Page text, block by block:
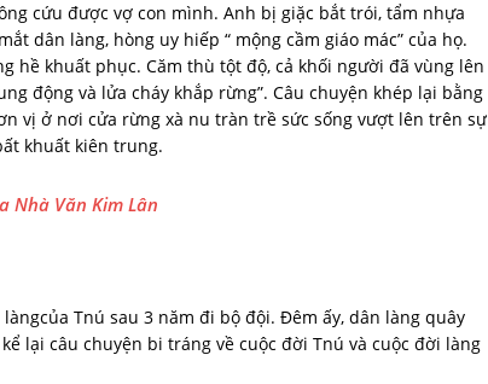
cứu được vợ con mình. Anh bị giặc bắt trói, tẩm nhựa
dân làng, hòng uy hiếp “ mộng cầm giáo mác” của họ.
hề khuất phục. Căm thù tột độ, cả khối người đã vùng lên
động và lửa cháy khắp rừng”. Câu chuyện khép lại bằng
vị ở nơi cửa rừng xà nu tràn trề sức sống vượt lên trên sự
khuất kiên trung.
Nhà Văn Kim Lân
Tnú sau 3 năm đi bộ đội. Đêm ấy, dân làng quây
lại câu chuyện bi tráng về cuộc đời Tnú và cuộc đời làng